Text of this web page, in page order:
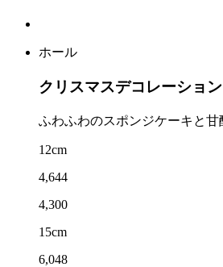
ホール
クリスマスデコレーション
ふわふわのスポンジケーキと甘
12cm
4,644
4,300
15cm
6,048